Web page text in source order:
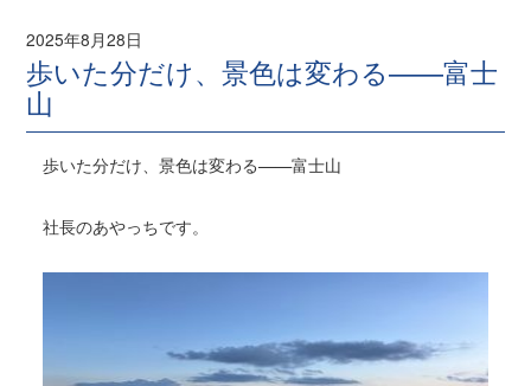
2025年8月28日
歩いた分だけ、景色は変わる——富士
山
歩いた分だけ、景色は変わる——富士山
社長のあやっちです。